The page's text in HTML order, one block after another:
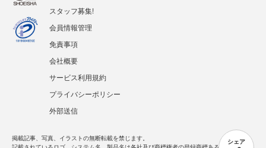
シェア
スタッフ募集!
会員情報管理
免責事項
会社概要
サービス利用規約
プライバシーポリシー
外部送信
掲載記事、写真、イラストの無断転載を禁じます。